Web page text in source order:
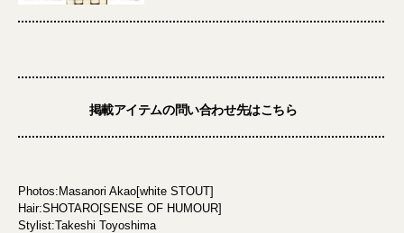
掲載アイテムの問い合わせ先はこちら
Photos:Masanori Akao[white STOUT]
Hair:SHOTARO[SENSE OF HUMOUR]
Stylist:Takeshi Toyoshima